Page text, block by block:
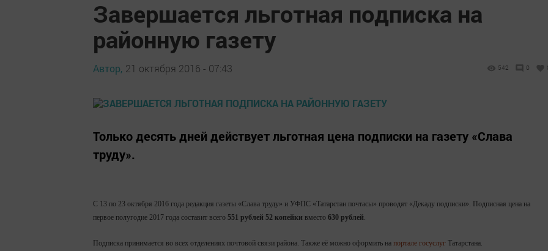
Завершается льготная подписка на
районную газету
Автор, 21 октября 2016 - 07:43 542 0
Только десять дней действует льготная цена подписки на газету «Слава
труду».
С 13 по 23 октября 2016 года редакция газеты «Слава труду» и УФПС «Татарстан почтасы» проводят «Декаду подписки». Подписная цена на
первое полугодие 2017 года составит всего 551 рублей 52 копейки вместо 630 рублей.
Подписка принимается во всех отделениях почтовой связи района. Также её можно оформить на портале госуслуг Татарстана.